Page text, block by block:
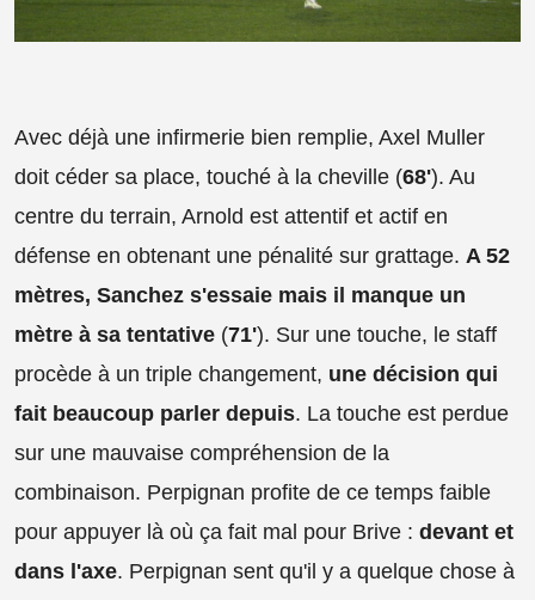
Avec déjà une infirmerie bien remplie, Axel Muller
doit céder sa place, touché à la cheville (68'). Au
centre du terrain, Arnold est attentif et actif en
défense en obtenant une pénalité sur grattage. A 52
mètres, Sanchez s'essaie mais il manque un
mètre à sa tentative (71'). Sur une touche, le staff
procède à un triple changement, une décision qui
fait beaucoup parler depuis. La touche est perdue
sur une mauvaise compréhension de la
combinaison. Perpignan profite de ce temps faible
pour appuyer là où ça fait mal pour Brive : devant et
dans l'axe. Perpignan sent qu'il y a quelque chose à